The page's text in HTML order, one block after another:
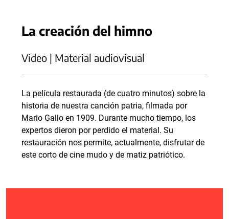
La creación del himno
Video | Material audiovisual
La película restaurada (de cuatro minutos) sobre la
historia de nuestra canción patria, filmada por
Mario Gallo en 1909. Durante mucho tiempo, los
expertos dieron por perdido el material. Su
restauración nos permite, actualmente, disfrutar de
este corto de cine mudo y de matiz patriótico.